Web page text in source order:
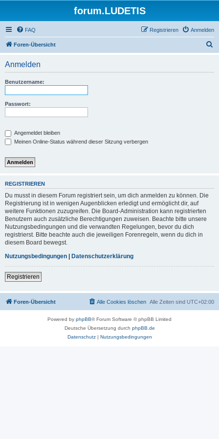
forum.LUDETIS
FAQ Anmelden
Registrieren
Foren-Übersicht
Anmelden
Benutzername:
Passwort:
Angemeldet bleiben
Meinen Online-Status während dieser Sitzung verbergen
REGISTRIEREN
Du musst in diesem Forum registriert sein, um dich anmelden zu können. Die
Registrierung ist in wenigen Augenblicken erledigt und ermöglicht dir, auf
weitere Funktionen zuzugreifen. Die Board-Administration kann registrierten
Benutzern auch zusätzliche Berechtigungen zuweisen. Beachte bitte unsere
Nutzungsbedingungen und die verwandten Regelungen, bevor du dich
registrierst. Bitte beachte auch die jeweiligen Forenregeln, wenn du dich in
diesem Board bewegst.
Nutzungsbedingungen | Datenschutzerklärung
Registrieren
Foren-Übersicht Alle Zeiten sind UTC+02:00
Alle Cookies löschen
Powered by phpBB® Forum Software © phpBB Limited
Deutsche Übersetzung durch phpBB.de
Datenschutz| Nutzungsbedingungen